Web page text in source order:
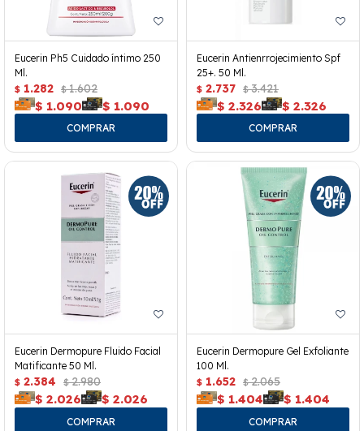
Eucerin Ph5 Cuidado íntimo 250
Ml.
$ 1.282 $ 1.602
$ 1.090 $ 1.090
Eucerin Antienrrojecimiento Spf
25+. 50 Ml.
$ 2.737 $ 3.421
$ 2.326 $ 2.326
Eucerin Dermopure Fluido Facial
Matificante 50 Ml.
$ 2.384 $ 2.980
$ 2.026 $ 2.026
Eucerin Dermopure Gel Exfoliante
100 Ml.
$ 1.652 $ 2.065
$ 1.404 $ 1.404